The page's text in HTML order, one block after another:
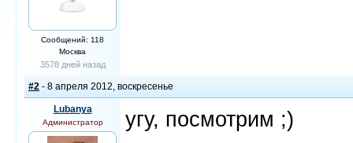
Сообщений: 118
Москва
3578 дней назад
#2 - 8 апреля 2012, воскресенье
Lubanya
Администратор угу, посмотрим ;)